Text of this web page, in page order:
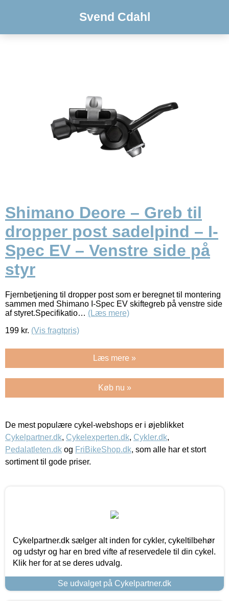
Svend Cdahl
Shimano Deore – Greb til
dropper post sadelpind – I-
Spec EV – Venstre side på
styr
Fjernbetjening til dropper post som er beregnet til montering
sammen med Shimano I-Spec EV skiftegreb på venstre side
af styret.Specifikatio… (Læs mere)
199 kr. (Vis fragtpris)
Læs mere »
Køb nu »
De mest populære cykel-webshops er i øjeblikket
Cykelpartner.dk, Cykelexperten.dk, Cykler.dk,
Pedalatleten.dk og FriBikeShop.dk, som alle har et stort
sortiment til gode priser.
Cykelpartner.dk sælger alt inden for cykler, cykeltilbehør
og udstyr og har en bred vifte af reservedele til din cykel.
Klik her for at se deres udvalg.
Se udvalget på Cykelpartner.dk